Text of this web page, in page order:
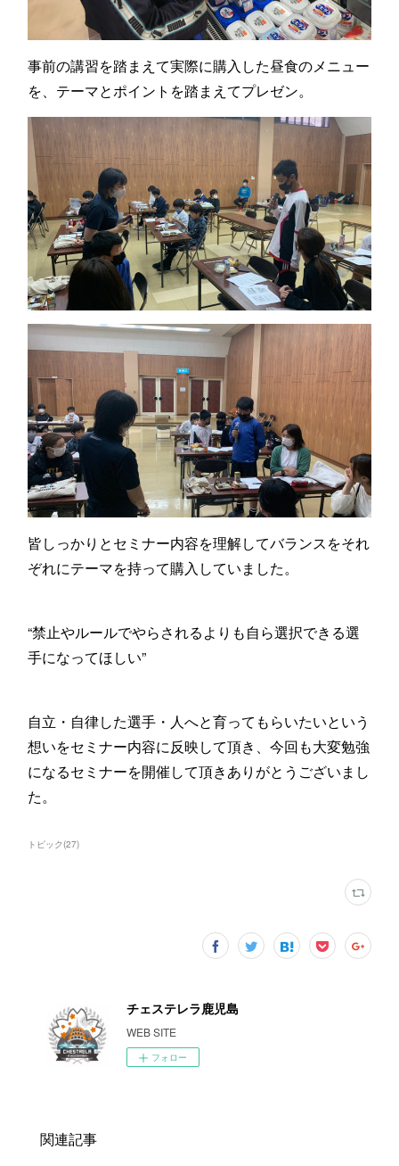
事前の講習を踏まえて実際に購入した昼食のメニュー
を、テーマとポイントを踏まえてプレゼン。
皆しっかりとセミナー内容を理解してバランスをそれ
ぞれにテーマを持って購入していました。
“禁止やルールでやらされるよりも自ら選択できる選
手になってほしい”
自立・自律した選手・人へと育ってもらいたいという
想いをセミナー内容に反映して頂き、今回も大変勉強
になるセミナーを開催して頂きありがとうございまし
た。
トピック(27)
チェステレラ鹿児島
WEB SITE
フォロー
関連記事